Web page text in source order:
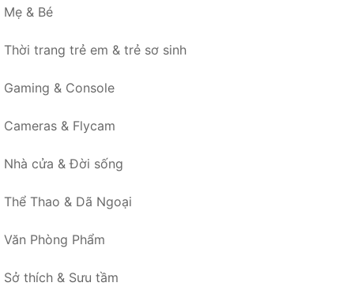
Mẹ & Bé
Thời trang trẻ em & trẻ sơ sinh
Gaming & Console
Cameras & Flycam
Nhà cửa & Đời sống
Thể Thao & Dã Ngoại
Văn Phòng Phẩm
Sở thích & Sưu tầm